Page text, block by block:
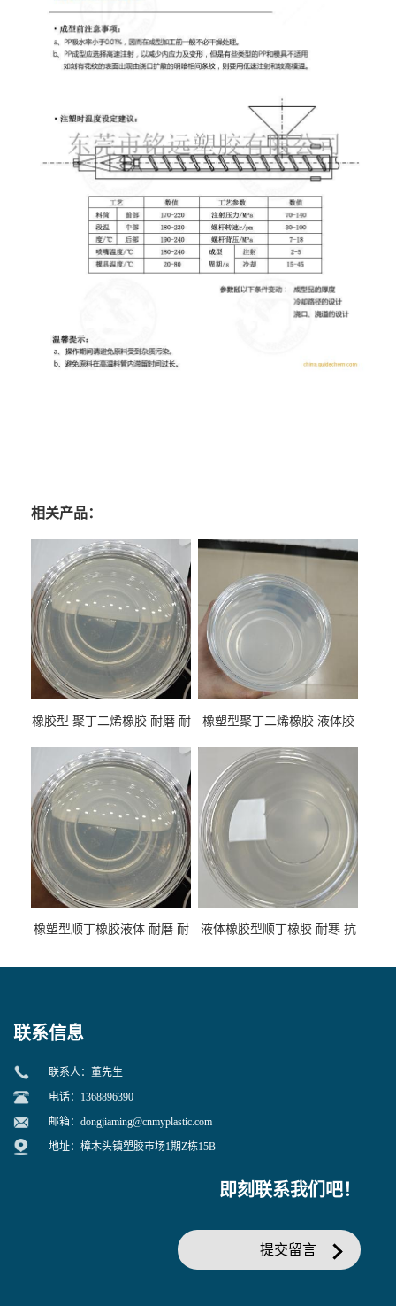
相关产品：
橡胶型 聚丁二烯橡胶 耐磨 耐
性
橡塑型聚丁二烯橡胶 液体胶
专用
橡塑型顺丁橡胶液体 耐磨 耐
液体橡胶型顺丁橡胶 耐寒 抗
联系信息
联系人：董先生
电话：1368896390
邮箱： dongjiaming@cnmyplastic.com
地址：樟木头镇塑胶市场1期Z栋15B
即刻联系我们吧！
提交留言